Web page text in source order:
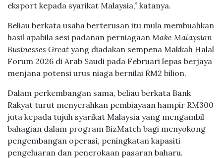
eksport kepada syarikat Malaysia,” katanya.
Beliau berkata usaha berterusan itu mula membuahkan
hasil apabila sesi padanan perniagaan Make Malaysian
Businesses Great yang diadakan sempena Makkah Halal
Forum 2026 di Arab Saudi pada Februari lepas berjaya
menjana potensi urus niaga bernilai RM2 bilion.
Dalam perkembangan sama, beliau berkata Bank
Rakyat turut menyerahkan pembiayaan hampir RM300
juta kepada tujuh syarikat Malaysia yang mengambil
bahagian dalam program BizMatch bagi menyokong
pengembangan operasi, peningkatan kapasiti
pengeluaran dan penerokaan pasaran baharu.